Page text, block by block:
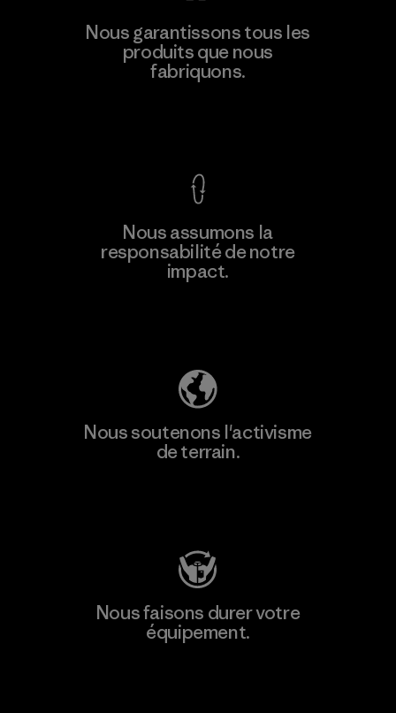
Toray International, Inc.
Material-supplier
Nous garantissons tous les
produits que nous
fabriquons.
Nous assumons la
responsabilité de notre
impact.
Nous soutenons l'activisme
de terrain.
Nous faisons durer votre
équipement.